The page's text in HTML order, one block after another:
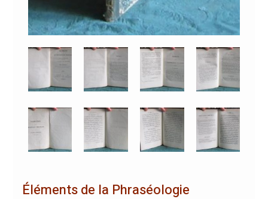
Éléments de la Phraséologie